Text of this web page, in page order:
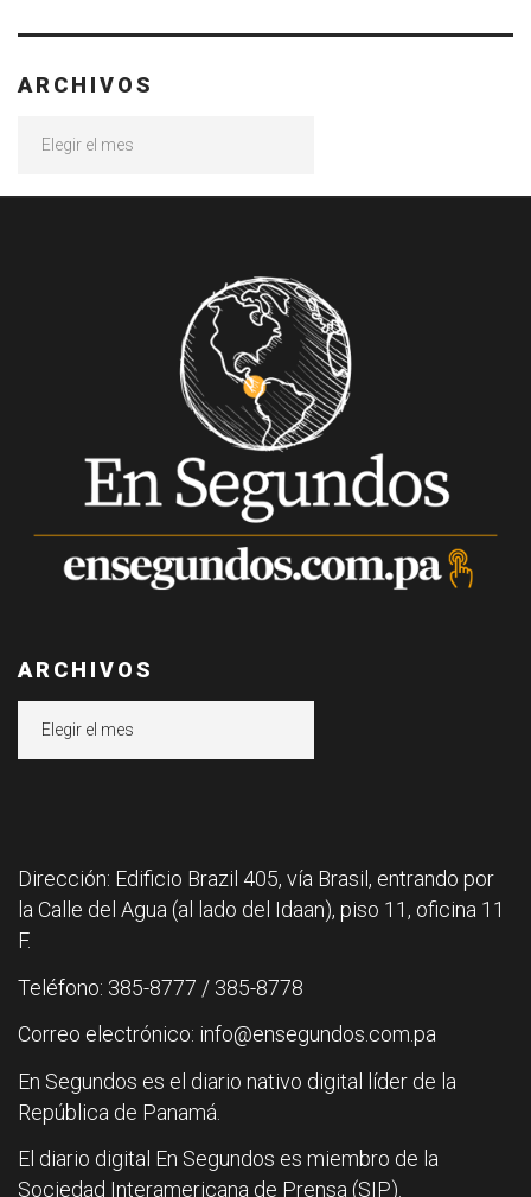
ARCHIVOS
ARCHIVOS
Dirección: Edificio Brazil 405, vía Brasil, entrando por
la Calle del Agua (al lado del Idaan), piso 11, oficina 11
F.
Teléfono: 385-8777 / 385-8778
Correo electrónico: info@ensegundos.com.pa
En Segundos es el diario nativo digital líder de la
República de Panamá.
El diario digital En Segundos es miembro de la
Sociedad Interamericana de Prensa (SIP).